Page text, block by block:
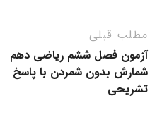
مطلب قبلی
آزمون فصل ششم ریاضی دهم
شمارش بدون شمردن با پاسخ
تشریحی